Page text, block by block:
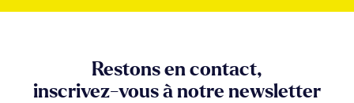
Restons en contact,
inscrivez-vous à notre newsletter